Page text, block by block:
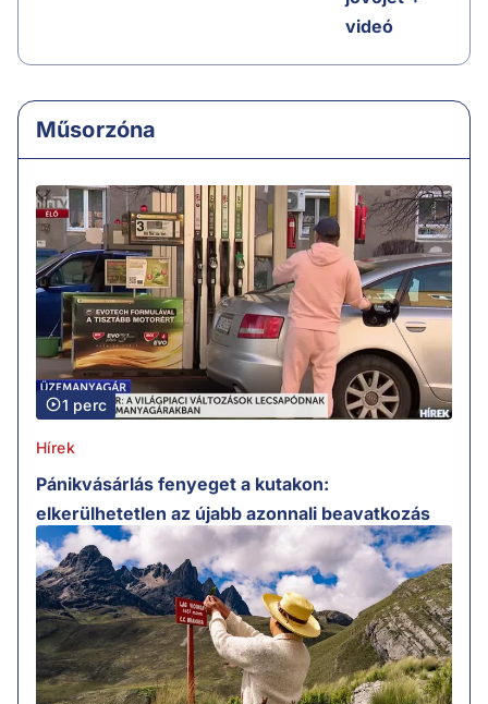
videó
Műsorzóna
1 perc
Hírek
Pánikvásárlás fenyeget a kutakon:
elkerülhetetlen az újabb azonnali beavatkozás